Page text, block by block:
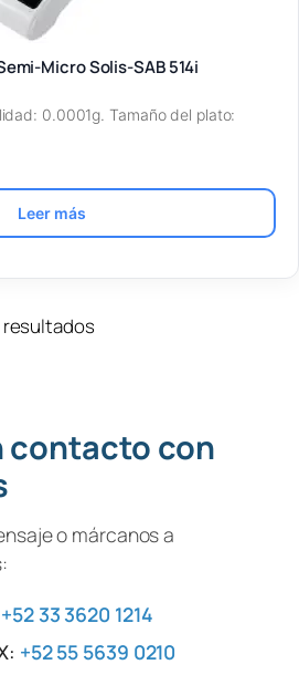
Micro Solis-SAB 514i
0.0001g. Tamaño del plato:
Leer más
resultados
contacto con
o márcanos a
+52 33 3620 1214
+52 55 5639 0210